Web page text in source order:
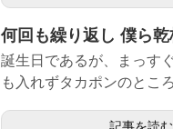
何回も繰り返し 僕ら
誕生日であるが、まっす
も入れずタカポンのとこ